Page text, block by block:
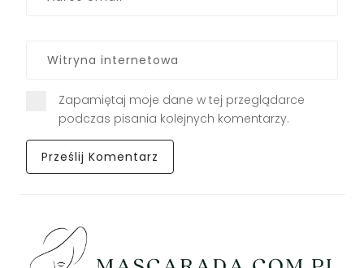
Zapamiętaj moje dane w tej przeglądarce
podczas pisania kolejnych komentarzy.